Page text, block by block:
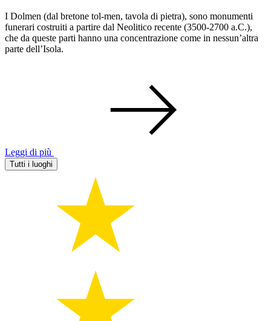
I Dolmen (dal bretone tol-men, tavola di pietra), sono monumenti
funerari costruiti a partire dal Neolitico recente (3500-2700 a.C.),
che da queste parti hanno una concentrazione come in nessun’altra
parte dell’Isola.
Leggi di più
Tutti i luoghi